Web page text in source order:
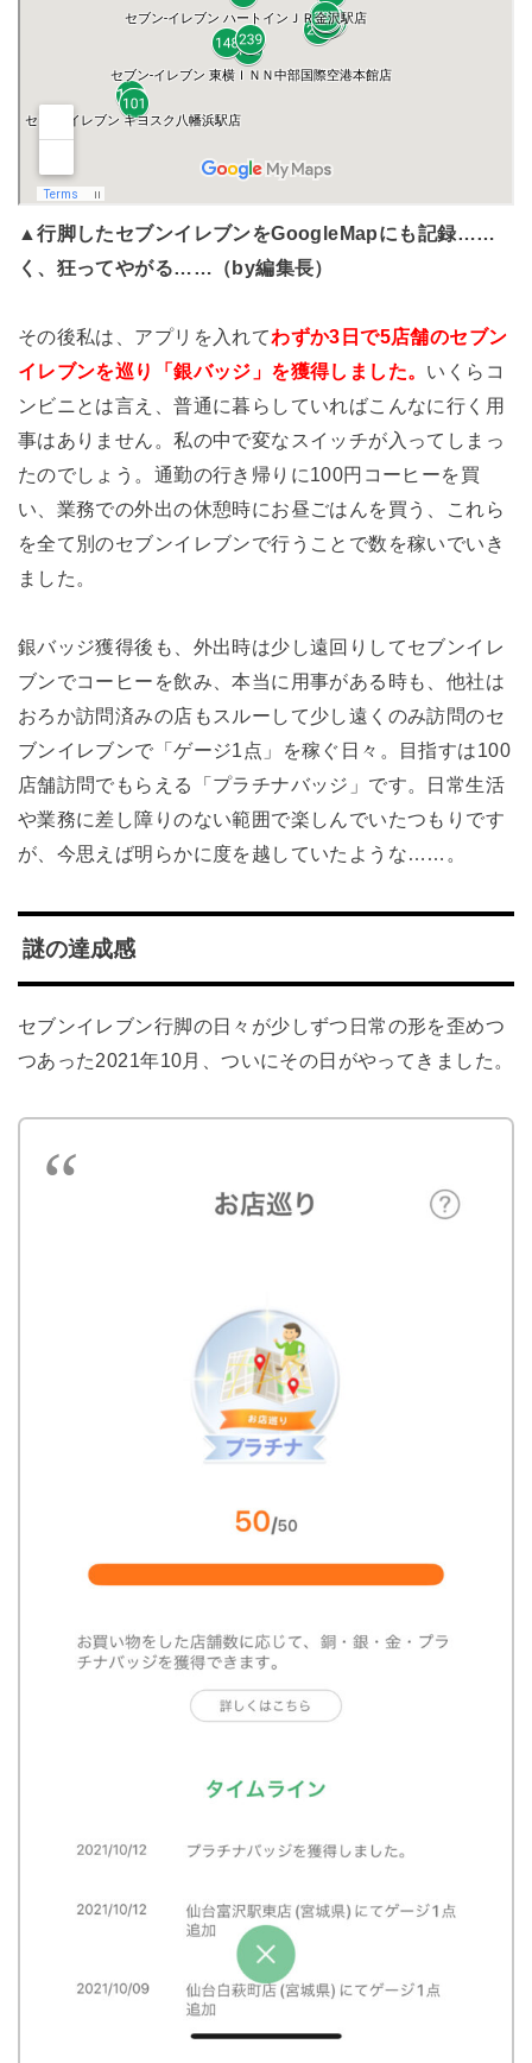
▲行脚したセブンイレブンをGoogleMapにも記録……
く、狂ってやがる……（by編集長）
その後私は、アプリを入れてわずか3日で5店舗のセブン
イレブンを巡り「銀バッジ」を獲得しました。 いくらコ
ンビニとは言え、普通に暮らしていればこんなに行く用
事はありません。私の中で変なスイッチが入ってしまっ
たのでしょう。通勤の行き帰りに100円コーヒーを買
い、業務での外出の休憩時にお昼ごはんを買う、これら
を全て別のセブンイレブンで行うことで数を稼いでいき
ました。
銀バッジ獲得後も、外出時は少し遠回りしてセブンイレ
ブンでコーヒーを飲み、本当に用事がある時も、他社は
おろか訪問済みの店もスルーして少し遠くのみ訪問のセ
ブンイレブンで「ゲージ1点」を稼ぐ日々。目指すは100
店舗訪問でもらえる「プラチナバッジ」です。日常生活
や業務に差し障りのない範囲で楽しんでいたつもりです
が、今思えば明らかに度を越していたような……。
謎の達成感
セブンイレブン行脚の日々が少しずつ日常の形を歪めつ
つあった2021年10月、ついにその日がやってきました。